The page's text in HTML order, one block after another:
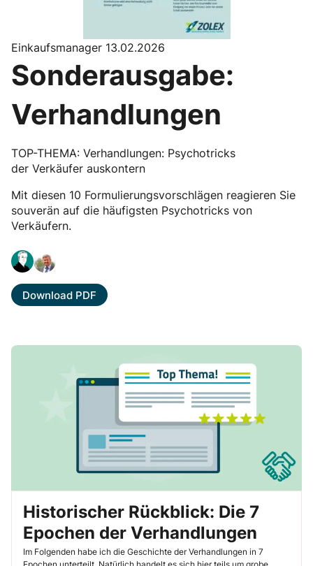
Einkaufsmanager 13.02.2026
Sonderausgabe:
Verhandlungen
TOP-THEMA: Verhandlungen: Psychotricks
der Verkäufer auskontern
Mit diesen 10 Formulierungsvorschlägen reagieren Sie
souverän auf die häufigsten Psychotricks von
Verkäufern.
Download PDF
Historischer Rückblick: Die 7
Epochen der Verhandlungen
Im Folgenden habe ich die Geschichte der Verhandlungen in 7